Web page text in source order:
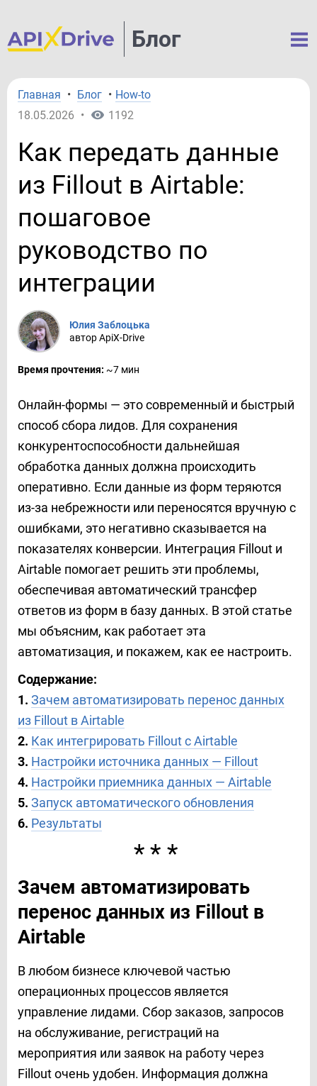
Блог
Главная • Блог • How-to
18.05.2026 • 1192
Как передать данные
из Fillout в Airtable:
пошаговое
руководство по
интеграции
Юлия Заблоцька
автор ApiX-Drive
Время прочтения: ~7 мин
Онлайн-формы — это современный и быстрый
способ сбора лидов. Для сохранения
конкурентоспособности дальнейшая
обработка данных должна происходить
оперативно. Если данные из форм теряются
из-за небрежности или переносятся вручную с
ошибками, это негативно сказывается на
показателях конверсии. Интеграция Fillout и
Airtable помогает решить эти проблемы,
обеспечивая автоматический трансфер
ответов из форм в базу данных. В этой статье
мы объясним, как работает эта
автоматизация, и покажем, как ее настроить.
Содержание:
1. Зачем автоматизировать перенос данных
из Fillout в Airtable
2. Как интегрировать Fillout с Airtable
3. Настройки источника данных — Fillout
4. Настройки приемника данных — Airtable
5. Запуск автоматического обновления
6. Результаты
***
Зачем автоматизировать
перенос данных из Fillout в
Airtable
В любом бизнесе ключевой частью
операционных процессов является
управление лидами. Сбор заказов, запросов
на обслуживание, регистраций на
мероприятия или заявок на работу через
Fillout очень удобен. Информация должна